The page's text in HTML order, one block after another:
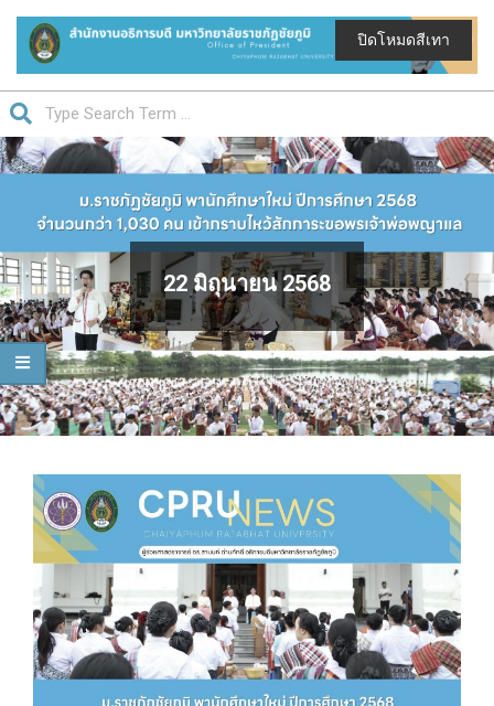
Skip
content
สำนักงาน
อธิการบดี
มหาวิทยาลัย
ราชภัฏ
ชัยภูมิ
Primary
Navigation
22 มิถุนายน 2568
ปิดโหมดสีเทา